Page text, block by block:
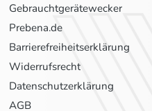
Gebrauchtgerätewecker
Prebena.de
Barrierefreiheitserklärung
Widerrufsrecht
Datenschutzerklärung
AGB